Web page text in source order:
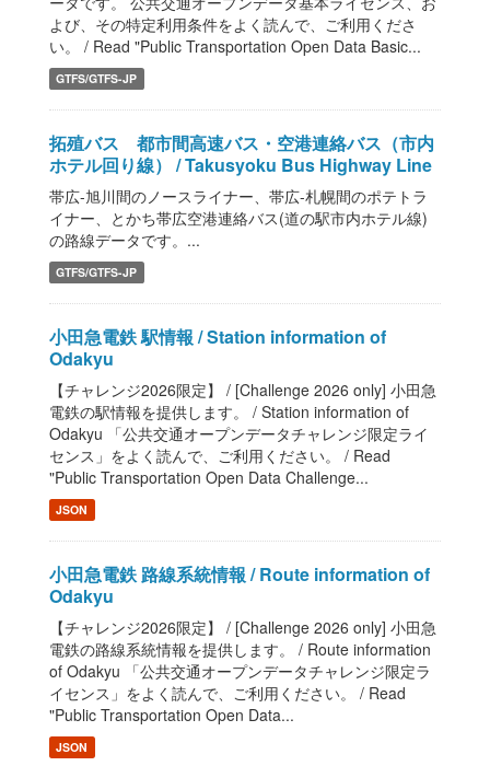
よび、その特定利用条件をよく読んで、ご利用くださ
い。 / Read "Public Transportation Open Data Basic...
GTFS/GTFS-JP
拓殖バス 都市間高速バス・空港連絡バス（市内
ホテル回り線） / Takusyoku Bus Highway Line
帯広-旭川間のノースライナー、帯広-札幌間のポテトラ
イナー、とかち帯広空港連絡バス(道の駅市内ホテル線)
の路線データです。...
GTFS/GTFS-JP
小田急電鉄 駅情報 / Station information of
Odakyu
【チャレンジ2026限定】 / [Challenge 2026 only] 小田急
電鉄の駅情報を提供します。 / Station information of
Odakyu 「公共交通オープンデータチャレンジ限定ライ
センス」をよく読んで、ご利用ください。 / Read
"Public Transportation Open Data Challenge...
JSON
小田急電鉄 路線系統情報 / Route information of
Odakyu
【チャレンジ2026限定】 / [Challenge 2026 only] 小田急
電鉄の路線系統情報を提供します。 / Route information
of Odakyu 「公共交通オープンデータチャレンジ限定ラ
イセンス」をよく読んで、ご利用ください。 / Read
"Public Transportation Open Data...
JSON